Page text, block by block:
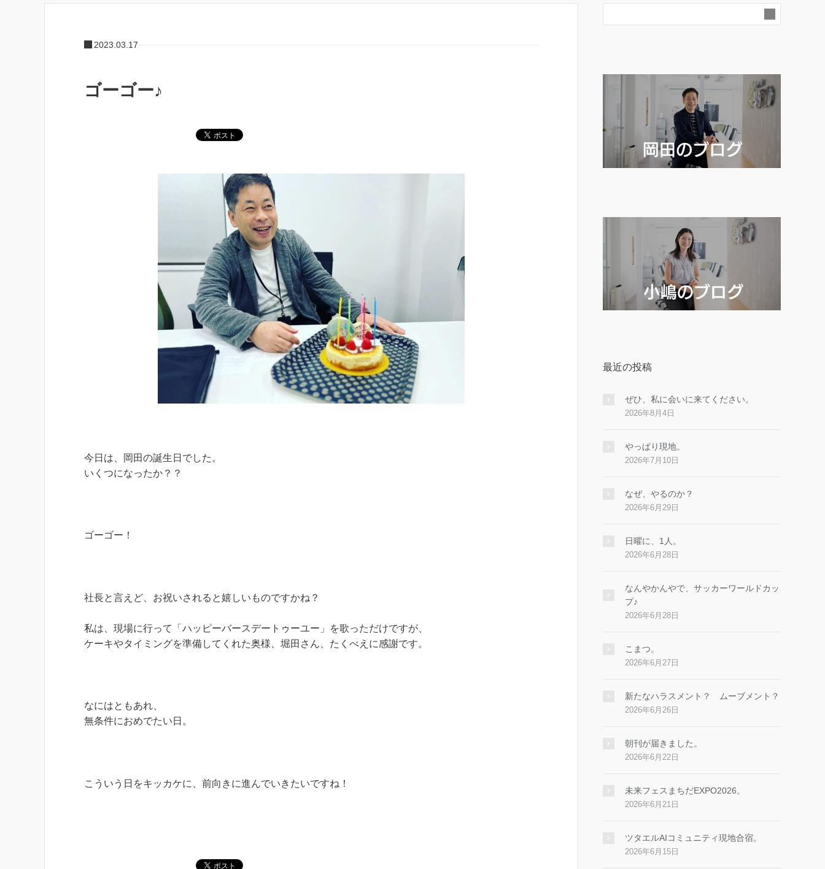
2023.03.17
ゴーゴー♪
今日は、岡田の誕生日でした。
いくつになったか？？
ゴーゴー！
社長と言えど、お祝いされると嬉しいものですかね？
私は、現場に行って「ハッピーバースデートゥーユー」を歌っただけですが、
ケーキやタイミングを準備してくれた奥様、堀田さん、たくべえに感謝です。
なにはともあれ、
無条件におめでたい日。
こういう日をキッカケに、前向きに進んでいきたいですね！
最近の投稿
ぜひ、私に会いに来てください。
2026年8月4日
やっぱり現地。
2026年7月10日
なぜ、やるのか？
2026年6月29日
日曜に、1人。
2026年6月28日
なんやかんやで、サッカーワールドカッ
プ♪
2026年6月28日
こまつ。
2026年6月27日
新たなハラスメント？ ムーブメント？
2026年6月26日
朝刊が届きました。
2026年6月22日
未来フェスまちだEXPO2026。
2026年6月21日
ツタエルAIコミュニティ現地合宿。
2026年6月15日